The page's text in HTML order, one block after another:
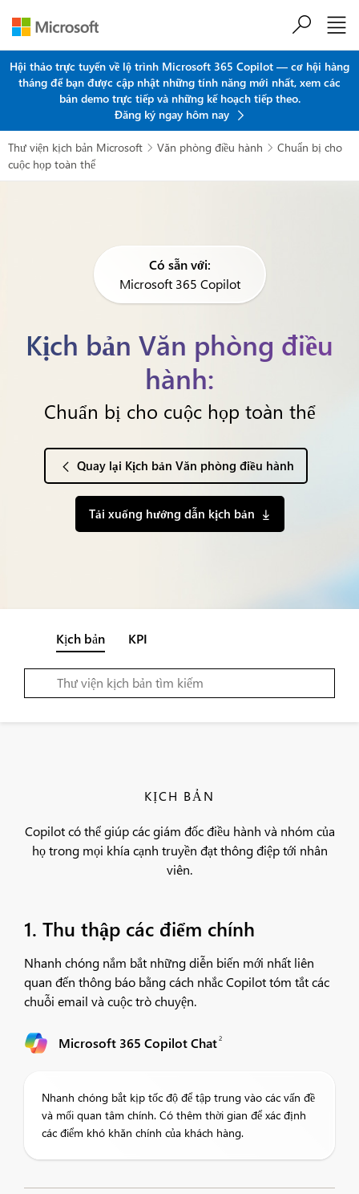
Hội thảo trực tuyến về lộ trình Microsoft 365 Copilot — cơ hội hàng
tháng để bạn được cập nhật những tính năng mới nhất, xem các
bản demo trực tiếp và những kế hoạch tiếp theo.
Đăng ký ngay hôm nay
Thư viện kịch bản Microsoft  Văn phòng điều hành  Chuẩn bị cho
cuộc họp toàn thể
Có sẵn với:
Microsoft 365 Copilot
Kịch bản Văn phòng điều
hành:
Chuẩn bị cho cuộc họp toàn thể
Quay lại Kịch bản Văn phòng điều hành
Tải xuống hướng dẫn kịch bản
Kịch bản KPI
KỊCH BẢN
Copilot có thể giúp các giám đốc điều hành và nhóm của
họ trong mọi khía cạnh truyền đạt thông điệp tới nhân
viên.
1. Thu thập các điểm chính
Nhanh chóng nắm bắt những diễn biến mới nhất liên
quan đến thông báo bằng cách nhắc Copilot tóm tắt các
chuỗi email và cuộc trò chuyện.
Microsoft 365 Copilot Chat2
Nhanh chóng bắt kịp tốc độ để tập trung vào các vấn đề
và mối quan tâm chính. Có thêm thời gian để xác định
các điểm khó khăn chính của khách hàng.